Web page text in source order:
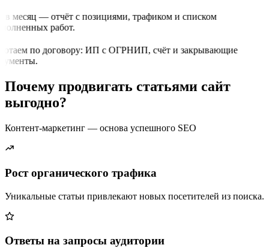
в месяц — отчёт с позициями, трафиком и списком
работ.
по договору: ИП с ОГРНИП, счёт и закрывающие
Почему продвигать статьями сайт
выгодно?
Контент-маркетинг — основа успешного SEO
Рост органического трафика
Уникальные статьи привлекают новых посетителей из поиска.
Ответы на запросы аудитории